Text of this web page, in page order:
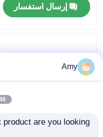
مراقبة الجودة
أخبار
إرسال استفسار
Amy
product are you looking